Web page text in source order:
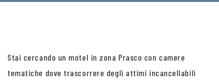
Stai cercando un motel in zona Prasco con camere
tematiche dove trascorrere degli attimi incancellabili